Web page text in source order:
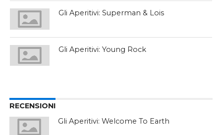
Gli Aperitivi: Superman & Lois
Gli Aperitivi: Young Rock
RECENSIONI
Gli Aperitivi: Welcome To Earth